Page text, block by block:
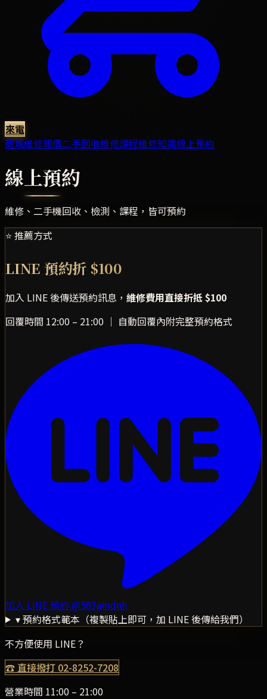
來電
商城維修報價二手回收維修課程維修知識線上預約
線上預約
維修、二手機回收、檢測、課程，皆可預約
⭐ 推薦方式
LINE 預約折 $100
加入 LINE 後傳送預約訊息， 維修費用直接折抵 $100
回覆時間 12:00 – 21:00 ｜ 自動回覆內附完整預約格式
加入 LINE 預約 @563amdnh
▾ 預約格式範本（複製貼上即可，加 LINE 後傳給我們）
不方便使用 LINE？
☎ 直接撥打 02-8252-7208
營業時間 11:00 – 21:00